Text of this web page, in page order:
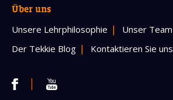
Über uns
Unsere Lehrphilosophie
Unser Team
Der Tekkie Blog
Kontaktieren Sie uns